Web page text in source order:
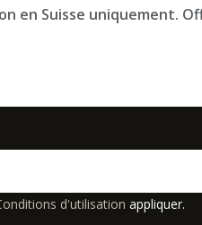
en Suisse uniquement.
d'utilisation appliquer.